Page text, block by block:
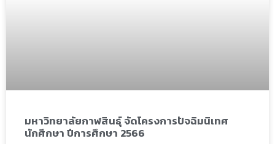
มหาวิทยาลัยกาฬสินธุ์ จัดโครงการปัจฉิมนิเทศ
นักศึกษา ปีการศึกษา 2566